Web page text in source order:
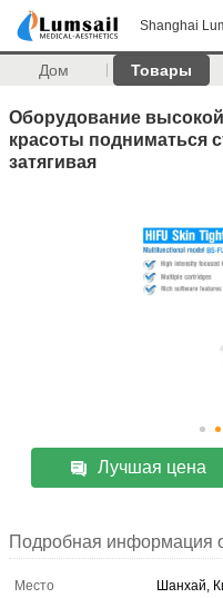
Shanghai
Дом Товары
Оборудование
красоты подниматься
затягивая
Лучшая цена
Подробная информация
Место
Шанхай,